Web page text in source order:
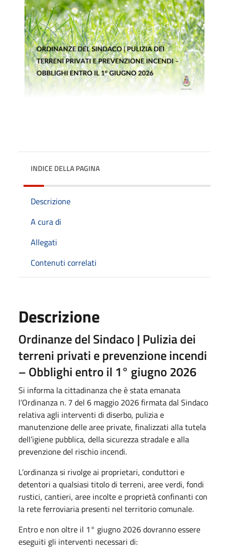
INDICE DELLA PAGINA
Descrizione
A cura di
Allegati
Contenuti correlati
Descrizione
Ordinanze del Sindaco | Pulizia dei
terreni privati e prevenzione incendi
– Obblighi entro il 1° giugno 2026
Si informa la cittadinanza che è stata emanata
l’Ordinanza n. 7 del 6 maggio 2026 firmata dal Sindaco
relativa agli interventi di diserbo, pulizia e
manutenzione delle aree private, finalizzati alla tutela
dell’igiene pubblica, della sicurezza stradale e alla
prevenzione del rischio incendi.
L’ordinanza si rivolge ai proprietari, conduttori e
detentori a qualsiasi titolo di terreni, aree verdi, fondi
rustici, cantieri, aree incolte e proprietà confinanti con
la rete ferroviaria presenti nel territorio comunale.
Entro e non oltre il 1° giugno 2026 dovranno essere
eseguiti gli interventi necessari di: